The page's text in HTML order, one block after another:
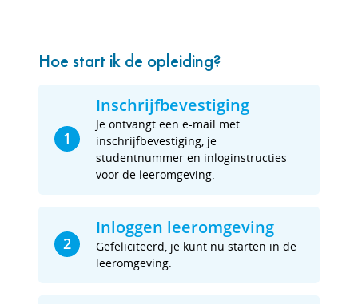
Hoe start ik de opleiding?
1
Inschrijfbevestiging
Je ontvangt een e-mail met
inschrijfbevestiging, je
studentnummer en inloginstructies
voor de leeromgeving.
2
Inloggen leeromgeving
Gefeliciteerd, je kunt nu starten in de
leeromgeving.